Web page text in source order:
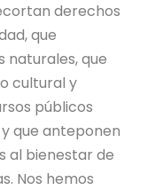
derechos
que
naturales, que
cultural y
públicos
que anteponen
al bienestar de
Nos hemos